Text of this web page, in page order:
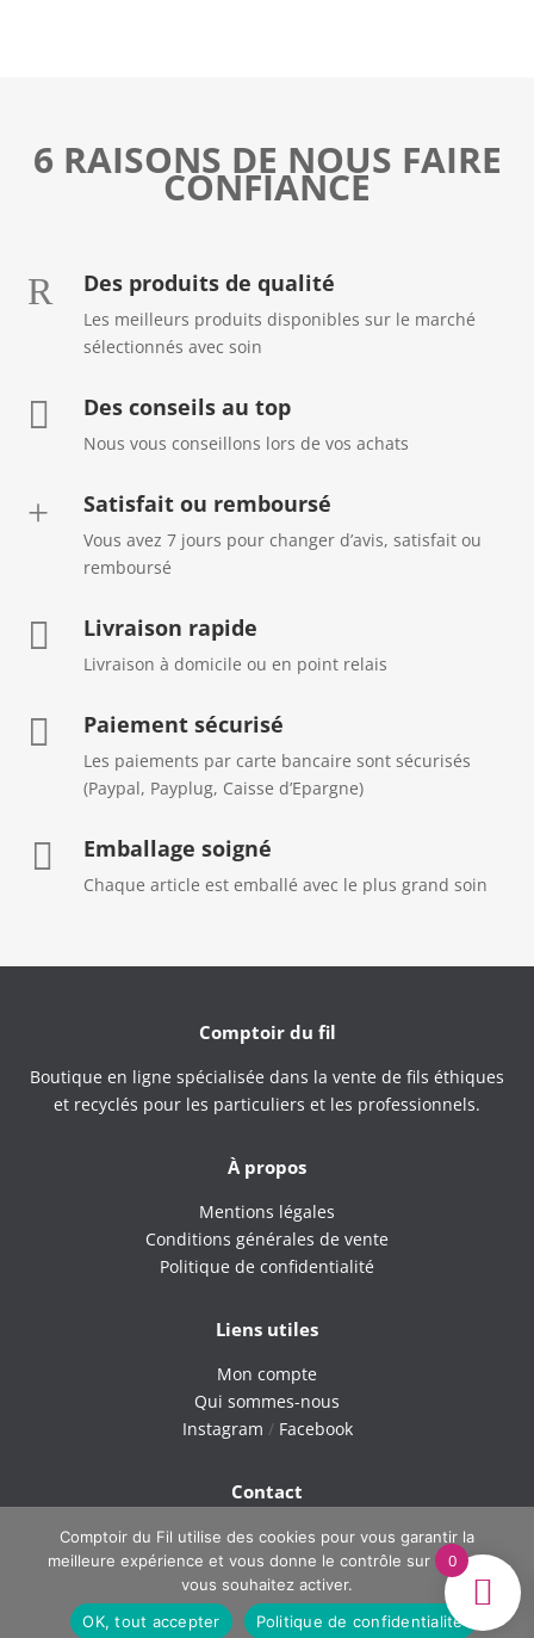
6 RAISONS DE NOUS FAIRE
CONFIANCE
R Des produits de qualité
Les meilleurs produits disponibles sur le marché
sélectionnés avec soin
 Des conseils au top
Nous vous conseillons lors de vos achats
+ Satisfait ou remboursé
Vous avez 7 jours pour changer d’avis, satisfait ou
remboursé
 Livraison rapide
Livraison à domicile ou en point relais
 Paiement sécurisé
Les paiements par carte bancaire sont sécurisés
(Paypal, Payplug, Caisse d’Epargne)
 Emballage soigné
Chaque article est emballé avec le plus grand soin
Comptoir du fil
Boutique en ligne spécialisée dans la vente de fils éthiques
et recyclés pour les particuliers et les professionnels.
À propos
Mentions légales
Conditions générales de vente
Politique de confidentialité
Liens utiles
Mon compte
Qui sommes-nous
Instagram / Facebook
Contact
9H – 18H du lundi au vendredi
Tel : 06 42 40 60 38
Email : comptoirdufil.boutique@gmail.com
0
Comptoir du Fil utilise des cookies pour vous garantir la
meilleure expérience et vous donne le contrôle sur ce que
vous souhaitez activer.
OK, tout accepter
Politique de confidentialité